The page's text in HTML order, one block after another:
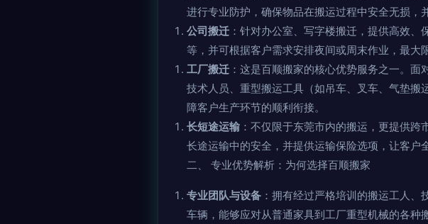
进行专业防护，确保物品在搬运过程中安全无损，
公司搬迁 ：针对办公室、写字楼搬迁，提供高效
等，并可根据客户需求安排夜间或周末作业，最大
工厂搬迁 ：这是百顺搬家的核心优势服务之一。
技术人员、重型搬运工具（如吊车、叉车、气垫
障客户生产环节的顺利衔接。
长短途运输 ：不仅限于东莞市内的搬运，更提供
长途运输中的安全，并提供运输保险选项，让客户
二、 专业优势解析：为何选择百顺搬家
专业团队与设备 ：拥有经过严格培训的搬运工人
车辆，能够应对从普通家具到工厂重型机械的各种